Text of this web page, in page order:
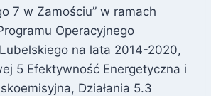
7 w Zamościu” w ramach
Operacyjnego
na lata 2014-2020,
5 Efektywność Energetyczna i
Działania 5.3